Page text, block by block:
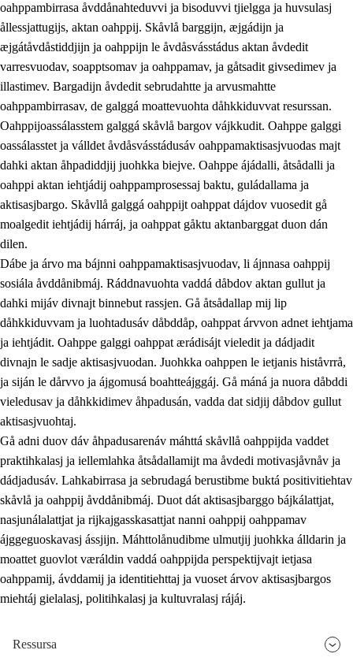
3. Prinsihpa skåvlå dåjmajda
3.1 Sebrudahtte oahppambirás
3.2 Åhpadibme ja hiebadum åhpadus
3.3 Aktisasjbarggo sijda ja skåvlå gaskan
3.4 Åhpadus åhpadusvidnudagán ja barggoiellemin
oahppambirrasa åvddånahteduvvi ja bisoduvvi tjielgga ja huvsulasj
ållessjattugijs, aktan oahppij. Skåvlå barggijn, æjgádijn ja
æjgátåvdåstiddjijn ja oahppijn le åvdåsvásstádus aktan åvdedit
varresvuodav, soapptsomav ja oahppamav, ja gåtsadit givsedimev ja
illastimev. Bargadijn åvdedit sebrudahtte ja arvusmahtte
oahppambirrasav, de galggá moattevuohta dåhkkiduvvat resurssan.
Oahppijoassálasstem galggá skåvlå bargov vájkkudit. Oahppe galggi
oassálasstet ja válldet åvdåsvásstádusáv oahppamaktisasjvuodas majt
dahki aktan åhpadiddjij juohkka biejve. Oahppe ájádalli, åtsådalli ja
oahppi aktan iehtjádij oahppamprosessaj baktu, guládallama ja
aktisasjbargo. Skåvllå galggá oahppijt oahppat dájdov vuosedit gå
moalgedit iehtjádij hárráj, ja oahppat gåktu aktanbarggat duon dán
dilen.
Dábe ja árvo ma bájnni oahppamaktisasjvuodav, li ájnnasa oahppij
sosiála åvddånibmáj. Ráddnavuohta vaddá dåbdov aktan gullut ja
dahki mijáv divnajt binnebut rassjen. Gå åtsådallap mij lip
dåhkkiduvvam ja luohtadusáv dåbddåp, oahppat árvvon adnet iehtjama
ja iehtjádit. Oahppe galggi oahppat ærádisájt vieledit ja dádjadit
divnajn le sadje aktisasjvuodan. Juohkka oahppen le ietjanis histåvrrå,
ja siján le dårvvo ja ájgomusá boahtteájggáj. Gå máná ja nuora dåbddi
vieledusav ja dåhkkidimev åhpadusán, vadda dat sidjij dåbdov gullut
aktisasjvuohtaj.
Gå adni duov dáv åhpadusarenáv máhttá skåvllå oahppijda vaddet
praktihkalasj ja iellemlahka åtsådallamijt ma åvdedi motivasjåvnåv ja
dádjadusáv. Lahkabirrasa ja sebrudagá berustibme buktá positivitiehtav
skåvlå ja oahppij åvddånibmáj. Duot dát aktisasjbarggo bájkálattjat,
nasjunálalattjat ja rijkajgasskasattjat nanni oahppij oahppamav
ájggeguoskavasj ássjijn. Máhttolånudibme ulmutjij juohkka álldarin ja
moattet guovlot væráldin vaddá oahppijda perspektijvajt ietjasa
oahppamij, ávddamij ja identitiehttaj ja vuoset árvov aktisasjbargos
miehtáj gielalasj, politihkalasj ja kultuvralasj rájáj.
Ressursa